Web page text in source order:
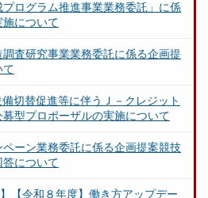
プログラム推進事業業務委託」に係
について
査研究事業業務委託に係る企画提
て
備切替促進等に伴うＪ－クレジット
型プロポーザルの実施について
ーン業務委託に係る企画提案競技
について
【令和８年度】働き方アップデー